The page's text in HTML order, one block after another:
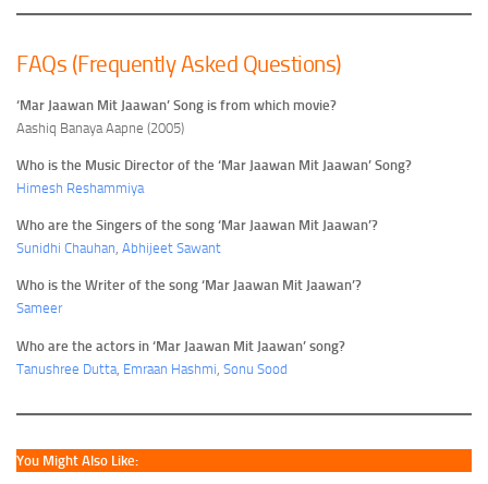
FAQs (Frequently Asked Questions)
‘Mar Jaawan Mit Jaawan’ Song is from which movie?
Aashiq Banaya Aapne (2005)
Who is the Music Director of the ‘Mar Jaawan Mit Jaawan’ Song?
Himesh Reshammiya
Who are the Singers of the song ‘Mar Jaawan Mit Jaawan’?
Sunidhi Chauhan, Abhijeet Sawant
Who is the Writer of the song ‘Mar Jaawan Mit Jaawan’?
Sameer
Who are the actors in ‘Mar Jaawan Mit Jaawan’ song?
Tanushree Dutta Emraan Hashmi Sonu Sood
You Might Also Like: